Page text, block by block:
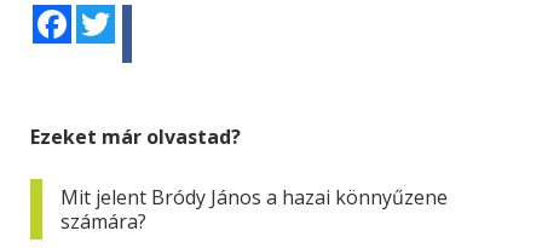
Facebook
Ezeket már olvastad?
Mit jelent Bródy János a hazai könnyűzene
számára?